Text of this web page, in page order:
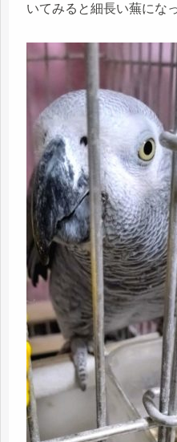
いてみると細長い蕪にな